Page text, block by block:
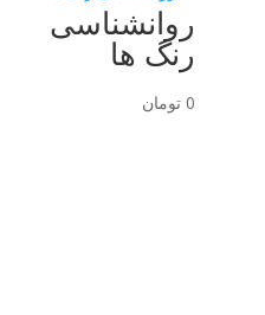
روانشناسی
رنگ ها
0 تومان